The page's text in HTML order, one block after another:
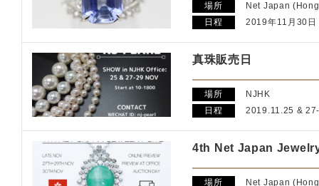
場所
Net Japan
日程
2019年11月30
真珠販売日
場所
NJHK
日程
2019.11.25 &
4th Net Japan
場所
Net Japan